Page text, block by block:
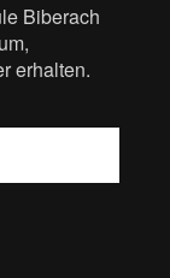
Biberach
erhalten.